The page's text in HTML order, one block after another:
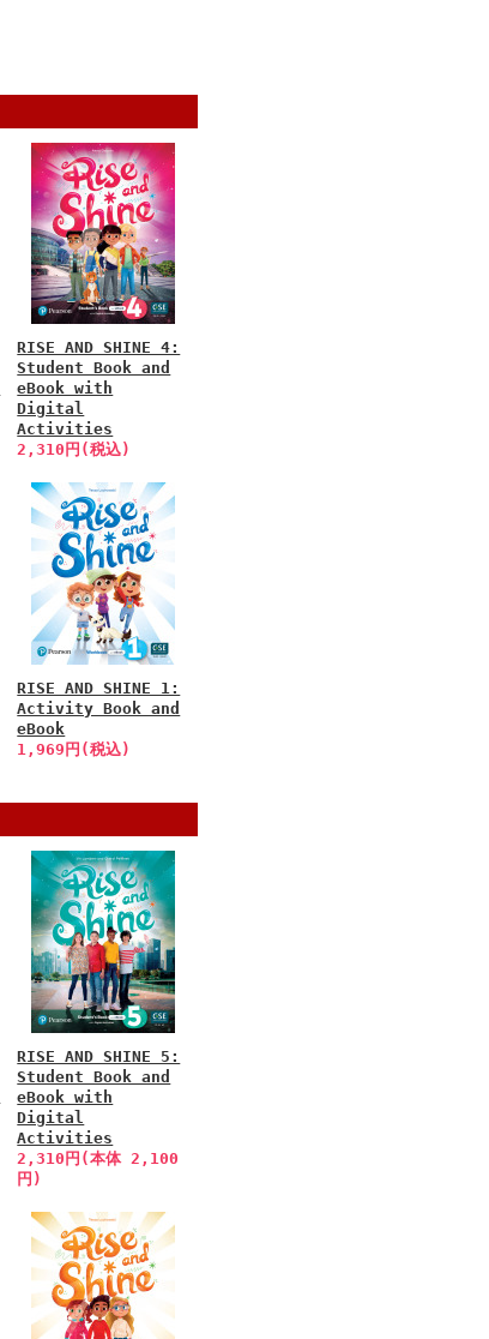
RISE AND SHINE 4:
Student Book and
eBook with
Digital
Activities
2,310円(税込)
RISE AND SHINE 1:
Activity Book and
eBook
1,969円(税込)
RISE AND SHINE 5:
Student Book and
eBook with
Digital
Activities
2,310円(本体 2,100
円)